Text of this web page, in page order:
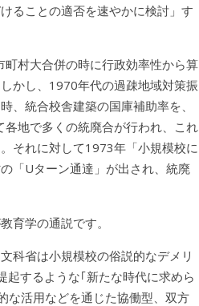
ることの適否を速やかに検討」す
村大合併の時に行政効率性から算
かし、1970年代の過疎地域対策振
、統合校舎建築の国庫補助率を、
地で多くの統廃合が行われ、これ
それに対して1973年「小規模校に
「Uターン通達」が出され、統廃
育学の通説です。
科省は小規模校の俗説的なデメリ
起するような｢新たな時代に求めら
な活用などを通じた協働型、双方